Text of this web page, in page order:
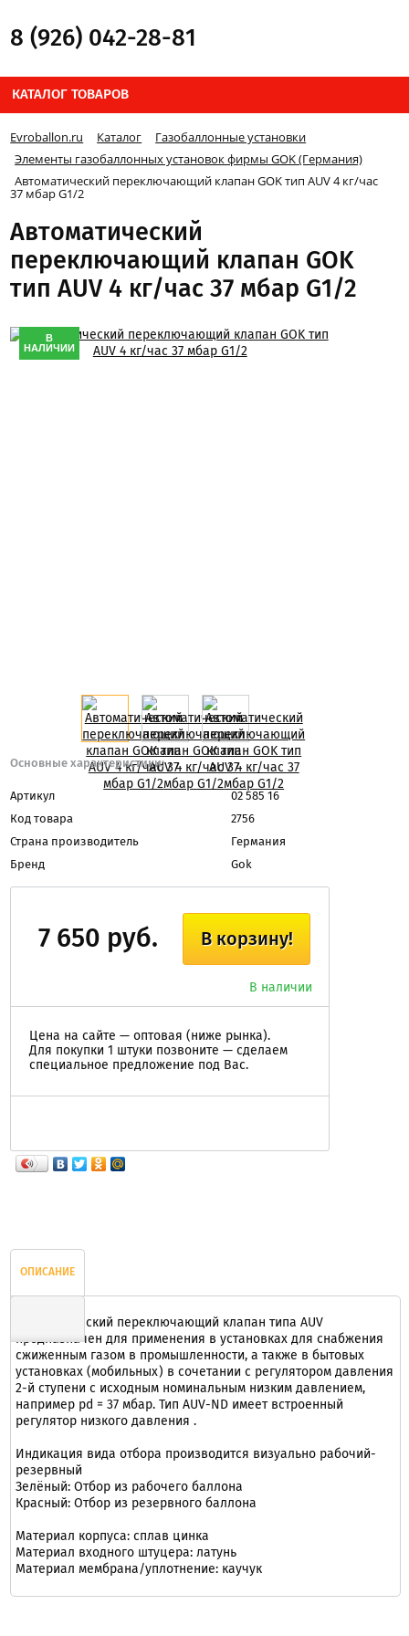
8 (926) 042-28-81
КАТАЛОГ ТОВАРОВ
Evroballon.ru Каталог
Газобаллонные установки
Элементы газобаллонных установок фирмы GOK (Германия)
Автоматический переключающий клапан GOK тип AUV 4 кг/час
37 мбар G1/2
Автоматический
переключающий клапан GOK
тип AUV 4 кг/час 37 мбар G1/2
В
НАЛИЧИИ
Основные характеристики:
Артикул
02 585 16
Код товара
2756
Страна производитель
Германия
Бренд
Gok
В корзину!
В наличии
7 650 руб.
Цена на сайте — оптовая (ниже рынка).
Для покупки 1 штуки позвоните — сделаем
специальное предложение под Вас.
ОПИСАНИЕ
Автоматический переключающий клапан типа AUV
предназначен для применения в установках для снабжения
сжиженным газом в промышленности, а также в бытовых
установках (мобильных) в сочетании с регулятором давления
2-й ступени с исходным номинальным низким давлением,
например pd = 37 мбар. Тип AUV-ND имеет встроенный
регулятор низкого давления .
Индикация вида отбора производится визуально рабочий-
резервный
Зелёный: Отбор из рабочего баллона
Красный: Отбор из резервного баллона
Материал корпуса: сплав цинка
Материал входного штуцера: латунь
Материал мембрана/уплотнение: каучук